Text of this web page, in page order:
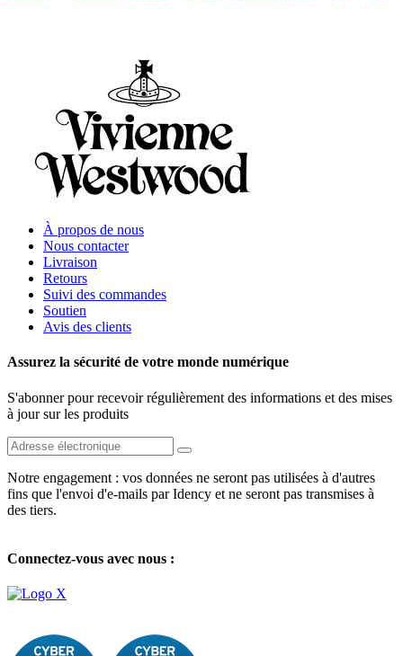
À propos de nous
Nous contacter
Livraison
Retours
Suivi des commandes
Soutien
Avis des clients
Assurez la sécurité de votre monde numérique
S'abonner pour recevoir régulièrement des informations et des mises
à jour sur les produits
Notre engagement : vos données ne seront pas utilisées à d'autres
fins que l'envoi d'e-mails par Idency et ne seront pas transmises à
des tiers.
Connectez-vous avec nous :